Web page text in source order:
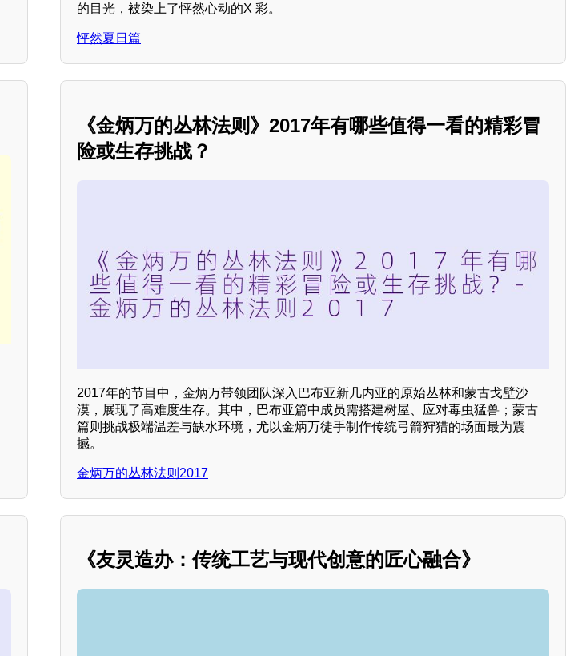
的目光，被染上了怦然心动的X 彩。
怦然夏日篇
《金炳万的丛林法则》2017年有哪些值得一看的精彩冒
险或生存挑战？
2017年的节目中，金炳万带领团队深入巴布亚新几内亚的原始丛林和蒙古戈壁沙
漠，展现了高难度生存。其中，巴布亚篇中成员需搭建树屋、应对毒虫猛兽；蒙古
篇则挑战极端温差与缺水环境，尤以金炳万徒手制作传统弓箭狩猎的场面最为震
撼。
金炳万的丛林法则2017
《友灵造办：传统工艺与现代创意的匠心融合》